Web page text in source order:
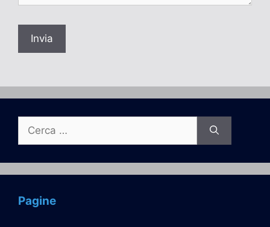
per:
Pagine